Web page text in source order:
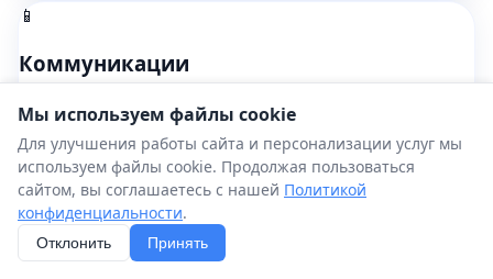
📱
Коммуникации
Каналы связи с клиентами
WhatsApp
Telegram
Viber
Email
📊
Мы используем файлы cookie
Для улучшения работы сайта и персонализации услуг мы
используем файлы cookie. Продолжая пользоваться
сайтом, вы соглашаетесь с нашей Политикой
конфиденциальности.
Отклонить Принять